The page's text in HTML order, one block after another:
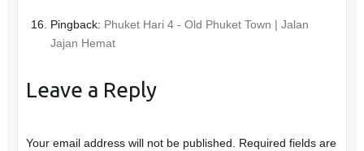
Pingback: Phuket Hari 4 - Old Phuket Town | Jalan
Jajan Hemat
Leave a Reply
Your email address will not be published. Required fields are